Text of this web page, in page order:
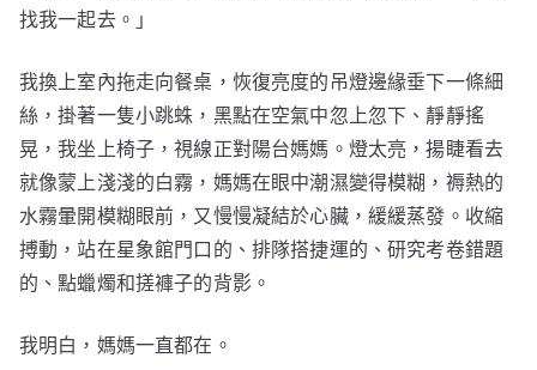
找我一起去。」
我換上室內拖走向餐桌，恢復亮度的吊燈邊緣垂下一條細
絲，掛著一隻小跳蛛，黑點在空氣中忽上忽下、靜靜搖
晃，我坐上椅子，視線正對陽台媽媽。燈太亮，揚睫看去
就像蒙上淺淺的白霧，媽媽在眼中潮濕變得模糊，褥熱的
水霧暈開模糊眼前，又慢慢凝結於心臟，緩緩蒸發。收縮
搏動，站在星象館門口的、排隊搭捷運的、研究考卷錯題
的、點蠟燭和搓褲子的背影。
我明白，媽媽一直都在。